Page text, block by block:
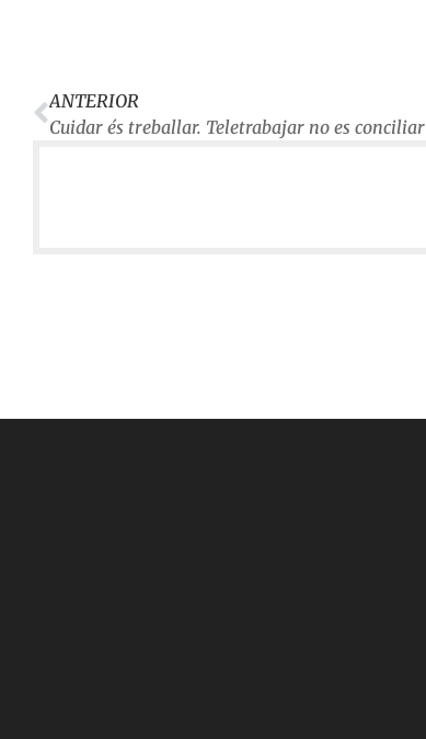
ANTERIOR
Cuidar és treballar. Teletrabajar no es conciliar